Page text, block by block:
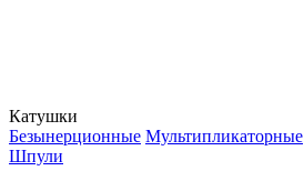
Катушки
Безынерционные Мультипликаторные
Шпули